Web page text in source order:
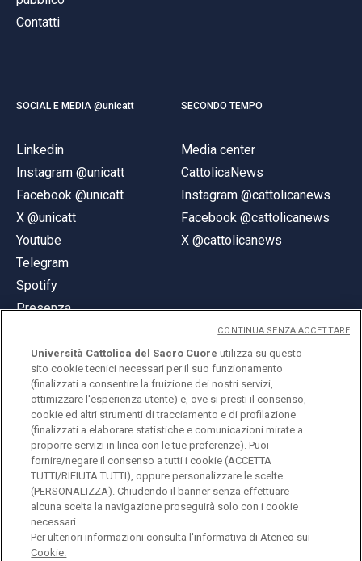
Contatti
SOCIAL E MEDIA @unicatt
Linkedin
Instagram @unicatt
Facebook @unicatt
X @unicatt
Youtube
Telegram
Spotify
Presenza
SECONDO TEMPO
Media center
CattolicaNews
Instagram @cattolicanews
Facebook @cattolicanews
X @cattolicanews
© Università Cattolica del Sacro Cuore
Largo A. Gemelli 1, 20123 Milano
PI 02133120150
ENGLISH
Università Cattolica del Sacro Cuore utilizza su questo
sito cookie tecnici necessari per il suo funzionamento
(finalizzati a consentire la fruizione dei nostri servizi,
ottimizzare l'esperienza utente) e, ove si presti il consenso,
cookie ed altri strumenti di tracciamento e di profilazione
(finalizzati a elaborare statistiche e comunicazioni mirate a
proporre servizi in linea con le tue preferenze). Puoi
fornire/negare il consenso a tutti i cookie (ACCETTA
TUTTI/RIFIUTA TUTTI), oppure personalizzare le scelte
(PERSONALIZZA). Chiudendo il banner senza effettuare
alcuna scelta la navigazione proseguirà solo con i cookie
necessari.
Per ulteriori informazioni consulta l'informativa di Ateneo sui
Cookie.
CONTINUA SENZA ACCETTARE